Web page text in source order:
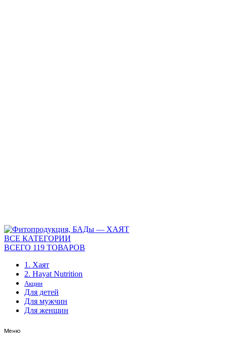
ВСЕ КАТЕГОРИИ
ВСЕГО 119 ТОВАРОВ
1. Хаят
2. Hayat Nutrition
Акции
Для детей
Для мужчин
Для женщин
Меню